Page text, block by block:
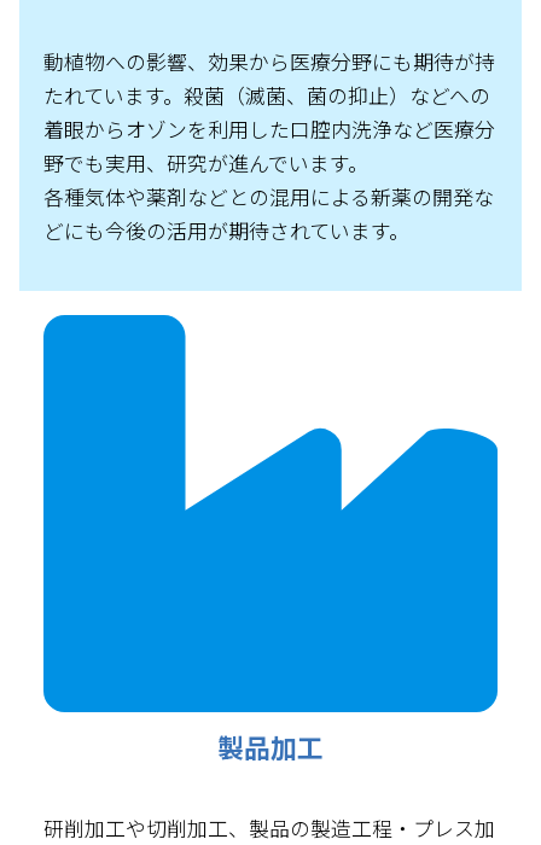
動植物への影響、効果から医療分野にも期待が持
たれています。殺菌（滅菌、菌の抑止）などへの
着眼からオゾンを利用した口腔内洗浄など医療分
野でも実用、研究が進んでいます。
各種気体や薬剤などとの混用による新薬の開発な
どにも今後の活用が期待されています。
製品加工
研削加工や切削加工、製品の製造工程・プレス加